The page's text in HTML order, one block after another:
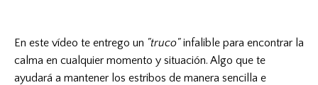
En este vídeo te entrego un "truco"infalible para encontrar la
calma en cualquier momento y situación. Algo que te
ayudará a mantener los estribos de manera sencilla e